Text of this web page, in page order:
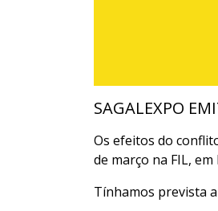
SAGALEXPO
Os efeitos do
de março na FIL,
Tínhamos prevista